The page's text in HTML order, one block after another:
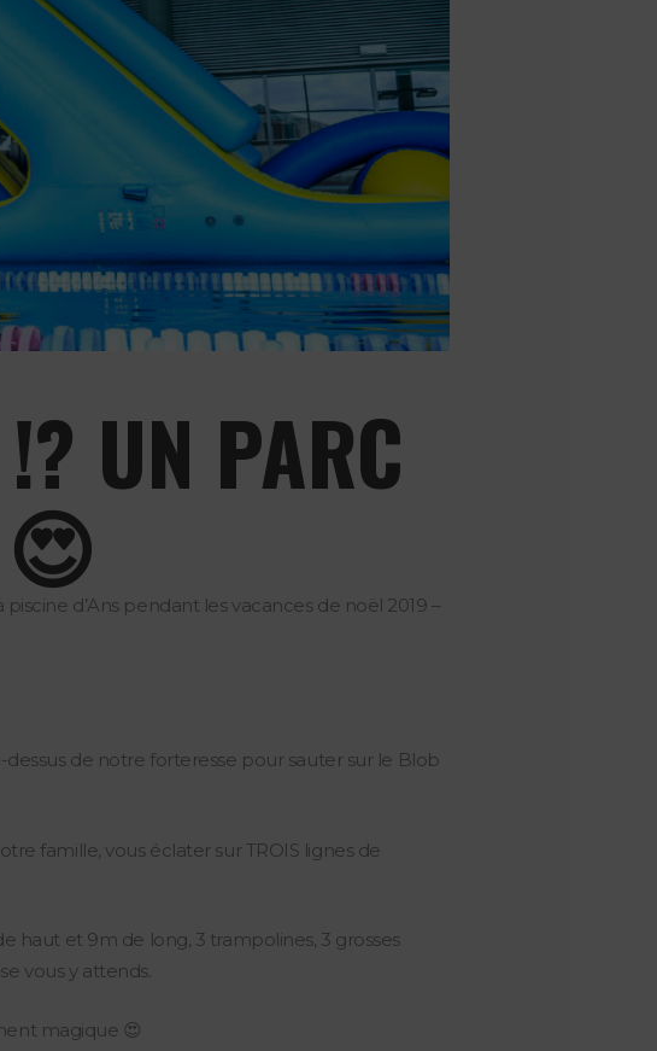
UN PARC
d’Ans pendant les vacances de noël 2019 –
de notre forteresse pour sauter sur le Blob
famille, vous éclater sur TROIS lignes de
haut et 9m de long, 3 trampolines, 3 grosses
vous y attends.
magique 😍